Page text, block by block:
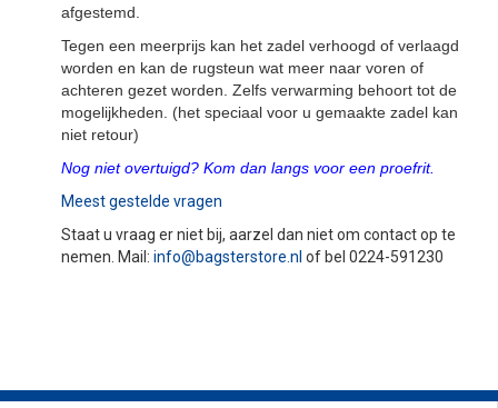
afgestemd.
Tegen een meerprijs kan het zadel verhoogd of verlaagd
worden en kan de rugsteun wat meer naar voren of
achteren gezet worden. Zelfs verwarming behoort tot de
mogelijkheden. (het speciaal voor u gemaakte zadel kan
niet retour)
Nog niet overtuigd? Kom dan langs voor een proefrit.
Meest gestelde vragen
Staat u vraag er niet bij, aarzel dan niet om contact op te
nemen. Mail: info@bagsterstore.nl of bel 0224-591230